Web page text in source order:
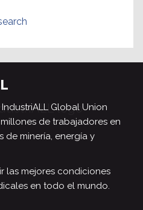
Global Union
de trabajadores en
de minería, energía y
las mejores condiciones
en todo el mundo.